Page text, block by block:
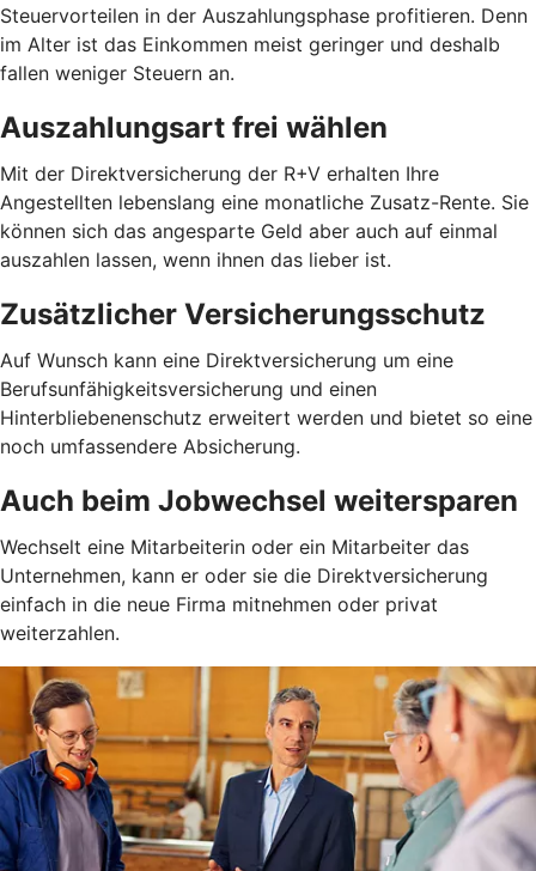
Steuervorteilen in der Auszahlungsphase profitieren. Denn
im Alter ist das Einkommen meist geringer und deshalb
fallen weniger Steuern an.
Auszahlungsart frei wählen
Mit der Direktversicherung der R+V erhalten Ihre
Angestellten lebenslang eine monatliche Zusatz-Rente. Sie
können sich das angesparte Geld aber auch auf einmal
auszahlen lassen, wenn ihnen das lieber ist.
Zusätzlicher Versicherungsschutz
Auf Wunsch kann eine Direktversicherung um eine
Berufsunfähigkeitsversicherung und einen
Hinterbliebenenschutz erweitert werden und bietet so eine
noch umfassendere Absicherung.
Auch beim Jobwechsel weitersparen
Wechselt eine Mitarbeiterin oder ein Mitarbeiter das
Unternehmen, kann er oder sie die Direktversicherung
einfach in die neue Firma mitnehmen oder privat
weiterzahlen.